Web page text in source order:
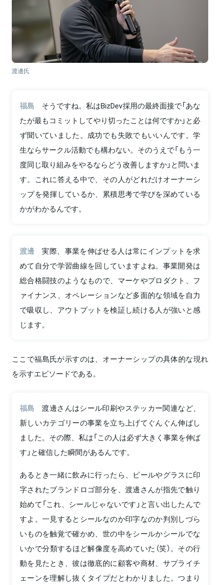
渡邊氏
福島
そうですね。私はBizDev採用の最終面接で「あな
たが最もコミットしてやり切ったことは何ですか」と必
ず聞いていました。成功でも失敗でもいいんです。学
生ならサークル活動でも構わない。そのうえで「もう一
度同じ取り組みをやるならどう改善しますか」と問いま
す。これに答える中で、その人がどれだけオーナーシ
ップを発揮しているか、累積思考で学びを深めている
かがわかるんです。
渡邊
実際、事業を伸ばせる人は常にインプットを求
めて自分で学習曲線を回していますよね。事業開発は
総合格闘技のようなもので、マーケやプロダクト、フ
ァイナンス、オペレーションなど多面的な領域を自力
で吸収し、アウトプットを検証し続ける人が強いと感
じます。
ここで福島氏が示すのは、オーナーシップの具体的な現れ
を示すエピソードである。
福島
渡邊さんはシール印刷やステッカー関連など、
新しいカテゴリーの事業を立ち上げてぐんぐん伸ばし
ました。その際、私は「この人は必ず大きく事業を伸ば
す」と確信した瞬間があるんです。
あるとき一緒に飲みに行ったら、ビールやグラスに印
字されたブランドロゴ部分を、渡邊さんが指先で触り
始めて「これ、シールじゃないです」と言い出したんで
すよ。一見するとシールなのか印字なのか判別しづら
いものを触覚で確かめ、世の中をシールかシールでな
いかで分類するほど解像度を高めていた（笑）。その行
動を見たとき、彼は徹底的に顧客や商材、サプライチ
ェーンを理解し抜くタイプだとわかりました。つまり